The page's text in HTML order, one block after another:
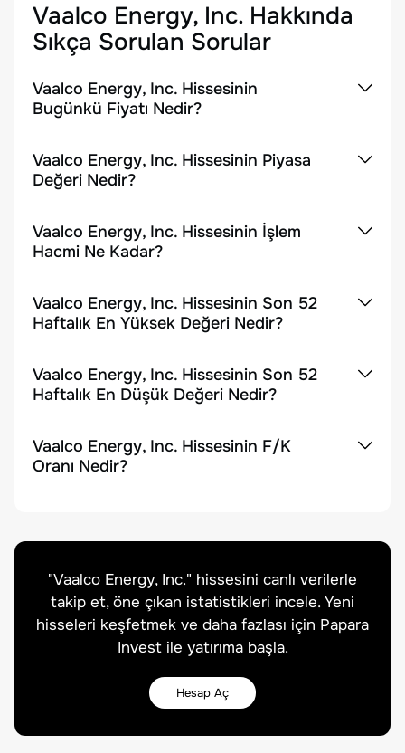
Vaalco Energy, Inc. Hakkında
Sıkça Sorulan Sorular
Vaalco Energy, Inc. Hissesinin
Bugünkü Fiyatı Nedir?
Vaalco Energy, Inc. Hissesinin Piyasa
Değeri Nedir?
Vaalco Energy, Inc. Hissesinin İşlem
Hacmi Ne Kadar?
Vaalco Energy, Inc. Hissesinin Son 52
Haftalık En Yüksek Değeri Nedir?
Vaalco Energy, Inc. Hissesinin Son 52
Haftalık En Düşük Değeri Nedir?
Vaalco Energy, Inc. Hissesinin F/K
Oranı Nedir?
"Vaalco Energy, Inc." hissesini canlı verilerle
takip et, öne çıkan istatistikleri incele. Yeni
hisseleri keşfetmek ve daha fazlası için Papara
Invest ile yatırıma başla.
Hesap Aç